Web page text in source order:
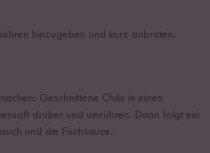
hinzugeben und kurz anbraten.
Geschnittene Chilis in einen
drüber und umrühren. Dann folgt ein
und die Fischsauce.